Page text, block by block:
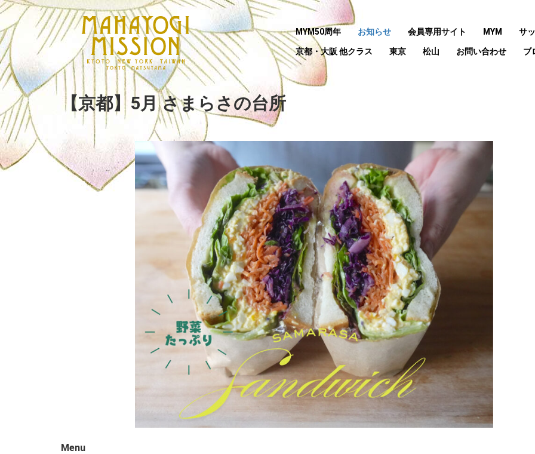
MYM50周年 お知らせ 会員専用サイト MYM サ
京都・大阪 他クラス 東京 松山 お問い合わせ ブ
【京都】5月 さまらさの台所
Menu